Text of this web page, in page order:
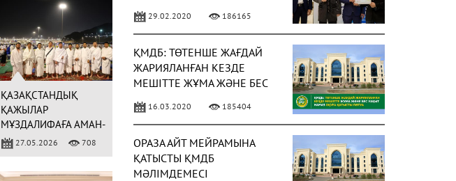
ҚАЗАҚСТАНДЫҚ
ҚАЖЫЛАР
МҰЗДАЛИФАҒА АМАН-
ЕСЕН ЖАЙҒАСТЫ
27.05.2026 708
29.02.2020 186165
ҚМДБ: ТӨТЕНШЕ ЖАҒДАЙ
ЖАРИЯЛАНҒАН КЕЗДЕ
МЕШІТТЕ ЖҰМА ЖӘНЕ БЕС
ҚАТЫСТЫ ПӘТУА
16.03.2020 185404
ОРАЗА АЙТ МЕЙРАМЫНА
ҚАТЫСТЫ ҚМДБ
МӘЛІМДЕМЕСІ